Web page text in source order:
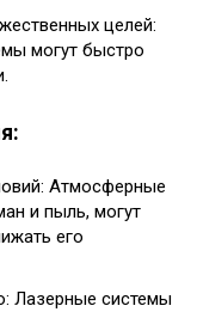
целей:
могут быстро
Атмосферные
и пыль, могут
его
Лазерные системы